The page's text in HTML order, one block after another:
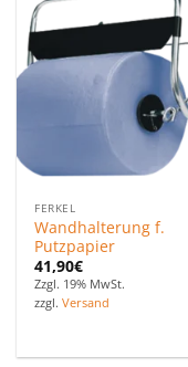
FERKEL
Wandhalterung f.
Putzpapier
41,90€
Zzgl. 19% MwSt.
zzgl.Versand